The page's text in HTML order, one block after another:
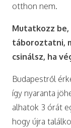
otthon nem.
Mutatkozz
táboroztatni,
csinálsz, ha
Budapestről
így nyaranta
alhatok 3 órát
hogy újra